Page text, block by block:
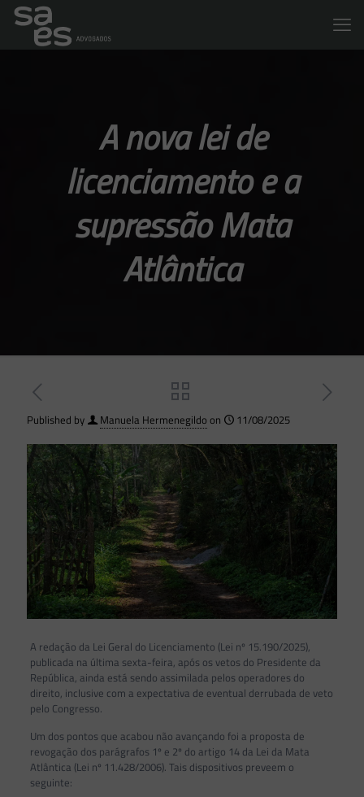
A nova lei de
licenciamento e a
supressão Mata
Atlântica
Published by Manuela Hermenegildo on 11/08/2025
A redação da Lei Geral do Licenciamento (Lei nº 15.190/2025),
publicada na última sexta-feira, após os vetos do Presidente da
República, ainda está sendo assimilada pelos operadores do
direito, inclusive com a expectativa de eventual derrubada de veto
pelo Congresso.
Um dos pontos que acabou não avançando foi a proposta de
revogação dos parágrafos 1º e 2º do artigo 14 da Lei da Mata
Atlântica (Lei nº 11.428/2006). Tais dispositivos preveem o
seguinte: